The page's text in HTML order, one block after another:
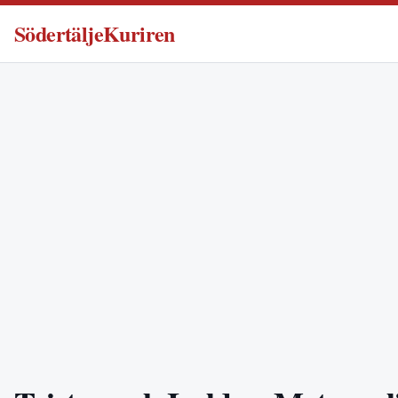
SödertäljeKuriren